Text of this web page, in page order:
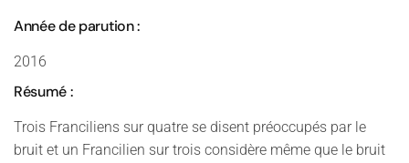
Année de parution :
2016
Résumé :
Trois Franciliens sur quatre se disent préoccupés par le
bruit et un Francilien sur trois considère même que le bruit